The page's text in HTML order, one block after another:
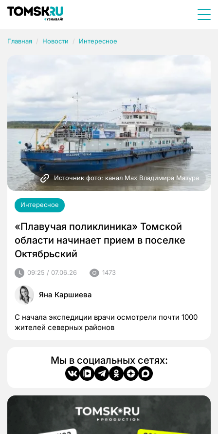
Главная Новости Интересное
Источник фото: канал Мах Владимира Мазура
Интересное
«Плавучая поликлиника» Томской
области начинает прием в поселке
Октябрьский
09:25 / 07.06.26 1473
Яна Каршиева
С начала экспедиции врачи осмотрели почти 1000
жителей северных районов
Мы в социальных сетях: